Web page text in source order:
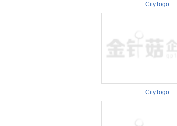
CityTogo
CityTogo